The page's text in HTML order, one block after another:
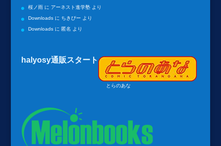
桜ノ雨に アーネスト進学塾より
Downloadsに ちきぴー より
Downloadsに 匿名 より
halyosy通販スタート
とらのあな